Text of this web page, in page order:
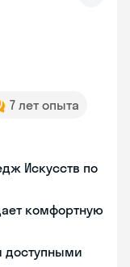
7 лет опыта
Искусств по
комфортную
доступными